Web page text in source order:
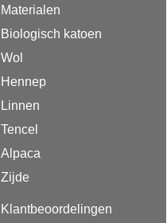
Materialen
Biologisch katoen
Wol
Hennep
Linnen
Tencel
Alpaca
Zijde
Klantbeoordelingen